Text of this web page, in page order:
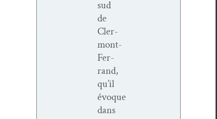
sud
de
Cler­­
mont-
Fer­­
rand,
qu’il
évoque
dans